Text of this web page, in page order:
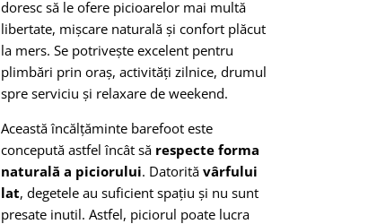
doresc să le ofere picioarelor mai multă
libertate, mișcare naturală și confort plăcut
la mers. Se potrivește excelent pentru
plimbări prin oraș, activități zilnice, drumul
spre serviciu și relaxare de weekend.
Această încălțăminte barefoot este
concepută astfel încât să respecte forma
naturală a piciorului. Datorită vârfului
lat, degetele au suficient spațiu și nu sunt
presate inutil. Astfel, piciorul poate lucra